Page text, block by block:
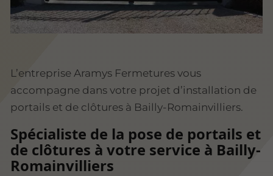
L’entreprise Aramys Fermetures vous
accompagne dans votre projet d’installation de
portails et de clôtures à Bailly-Romainvilliers.
Spécialiste de la pose de portails et
de clôtures à votre service à Bailly-
Romainvilliers